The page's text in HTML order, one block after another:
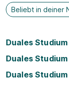
Beliebt in deiner
Duales
Duales Studium
Duales